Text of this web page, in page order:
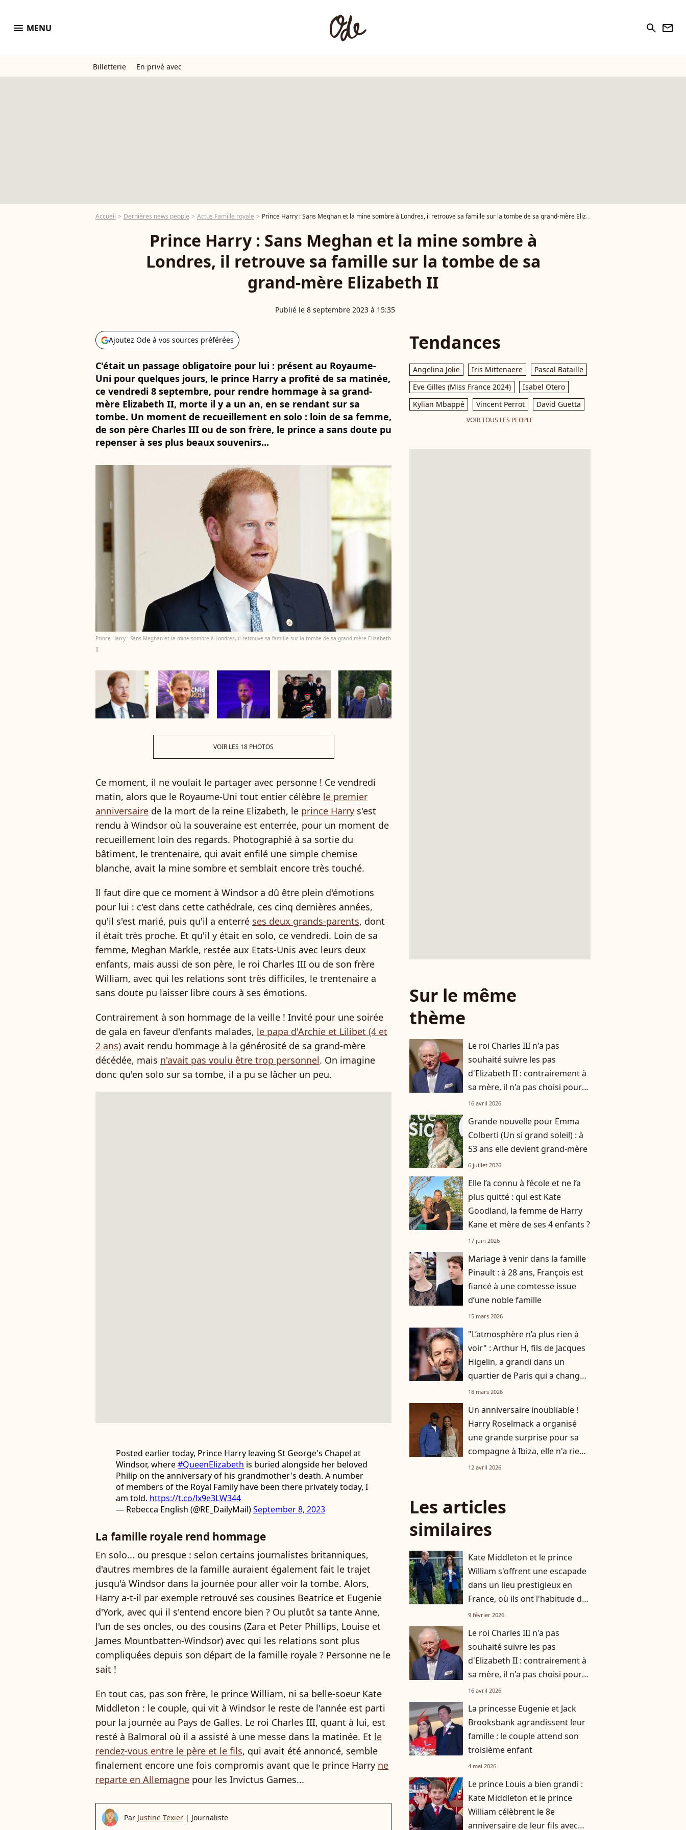
menu MENU search newsletter
Billetterie En privé avec
Accueil Dernières news people Actus Famille royale Prince Harry : Sans Meghan et la mine sombre à Londres, il retrouve sa famille sur la tombe de sa grand-mère Elizabeth II
Prince Harry : Sans Meghan et la mine sombre à
Londres, il retrouve sa famille sur la tombe de sa
grand-mère Elizabeth II
Publié le 8 septembre 2023 à 15:35
Ajoutez Ode à vos sources préférées
C'était un passage obligatoire pour lui : présent au Royaume-
Uni pour quelques jours, le prince Harry a profité de sa matinée,
ce vendredi 8 septembre, pour rendre hommage à sa grand-
mère Elizabeth II, morte il y a un an, en se rendant sur sa
tombe. Un moment de recueillement en solo : loin de sa femme,
de son père Charles III ou de son frère, le prince a sans doute pu
repenser à ses plus beaux souvenirs...
Prince Harry : Sans Meghan et la mine sombre à Londres, il retrouve sa famille sur la tombe de sa grand-mère Elizabeth
II
VOIR LES 18 PHOTOS
Ce moment, il ne voulait le partager avec personne ! Ce vendredi
matin, alors que le Royaume-Uni tout entier célèbre le premier
anniversaire de la mort de la reine Elizabeth, le prince Harry s'est
rendu à Windsor où la souveraine est enterrée, pour un moment de
recueillement loin des regards. Photographié à sa sortie du
bâtiment, le trentenaire, qui avait enfilé une simple chemise
blanche, avait la mine sombre et semblait encore très touché.
Il faut dire que ce moment à Windsor a dû être plein d'émotions
pour lui : c'est dans cette cathédrale, ces cinq dernières années,
qu'il s'est marié, puis qu'il a enterré ses deux grands-parents, dont
il était très proche. Et qu'il y était en solo, ce vendredi. Loin de sa
femme, Meghan Markle, restée aux Etats-Unis avec leurs deux
enfants, mais aussi de son père, le roi Charles III ou de son frère
William, avec qui les relations sont très difficiles, le trentenaire a
sans doute pu laisser libre cours à ses émotions.
Contrairement à son hommage de la veille ! Invité pour une soirée
de gala en faveur d'enfants malades, le papa d'Archie et Lilibet (4 et
2 ans) avait rendu hommage à la générosité de sa grand-mère
décédée, mais n'avait pas voulu être trop personnel. On imagine
donc qu'en solo sur sa tombe, il a pu se lâcher un peu.
Posted earlier today, Prince Harry leaving St George's Chapel at
Windsor, where#QueenElizabeth is buried alongside her beloved
Philip on the anniversary of his grandmother's death. A number
of members of the Royal Family have been there privately today, I
am told. https://t.co/lx9e3LW344
— Rebecca English (@RE_DailyMail)September 8, 2023
La famille royale rend hommage
En solo... ou presque : selon certains journalistes britanniques,
d'autres membres de la famille auraient également fait le trajet
jusqu'à Windsor dans la journée pour aller voir la tombe. Alors,
Harry a-t-il par exemple retrouvé ses cousines Beatrice et Eugenie
d'York, avec qui il s'entend encore bien ? Ou plutôt sa tante Anne,
l'un de ses oncles, ou des cousins (Zara et Peter Phillips, Louise et
James Mountbatten-Windsor) avec qui les relations sont plus
compliquées depuis son départ de la famille royale ? Personne ne le
sait !
En tout cas, pas son frère, le prince William, ni sa belle-soeur Kate
Middleton : le couple, qui vit à Windsor le reste de l'année est parti
pour la journée au Pays de Galles. Le roi Charles III, quant à lui, est
resté à Balmoral où il a assisté à une messe dans la matinée. Et le
rendez-vous entre le père et le fils, qui avait été annoncé, semble
finalement encore une fois compromis avant que le prince Harry ne
reparte en Allemagne pour les Invictus Games...
Par Justine Texier | Journaliste
Tendances
Angelina Jolie Iris Mittenaere
Pascal Bataille
Eve Gilles (Miss France 2024)
Isabel Otero
Kylian Mbappé
Vincent Perrot David Guetta
VOIR TOUS LES PEOPLE
Sur le même
thème
Le roi Charles III n'a pas
souhaité suivre les pas
d'Elizabeth II : contrairement à
sa mère, il n'a pas choisi pour
résidence ce monument de la
16 avril 2026
Grande nouvelle pour Emma
Colberti (Un si grand soleil) : à
53 ans elle devient grand-mère
6 juillet 2026
Elle l’a connu à l’école et ne l’a
plus quitté : qui est Kate
Goodland, la femme de Harry
Kane et mère de ses 4 enfants ?
17 juin 2026
Mariage à venir dans la famille
Pinault : à 28 ans, François est
fiancé à une comtesse issue
d’une noble famille
15 mars 2026
"L’atmosphère n’a plus rien à
voir" : Arthur H, fils de Jacques
Higelin, a grandi dans un
quartier de Paris qui a changé
du tout au tout
18 mars 2026
Un anniversaire inoubliable !
Harry Roselmack a organisé
une grande surprise pour sa
compagne à Ibiza, elle n'a rien
vu venir
12 avril 2026
Les articles
similaires
Kate Middleton et le prince
William s'offrent une escapade
dans un lieu prestigieux en
France, où ils ont l'habitude de
se rendre avec leurs trois
9 février 2026
Le roi Charles III n'a pas
souhaité suivre les pas
d'Elizabeth II : contrairement à
sa mère, il n'a pas choisi pour
résidence ce monument de la
16 avril 2026
La princesse Eugenie et Jack
Brooksbank agrandissent leur
famille : le couple attend son
troisième enfant
4 mai 2026
Le prince Louis a bien grandi :
Kate Middleton et le prince
William célèbrent le 8e
anniversaire de leur fils avec